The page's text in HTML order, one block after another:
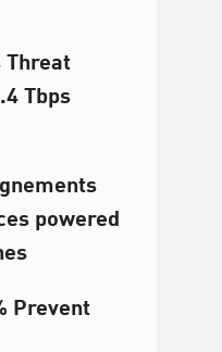
Threat
Tbps
powered
Prevent